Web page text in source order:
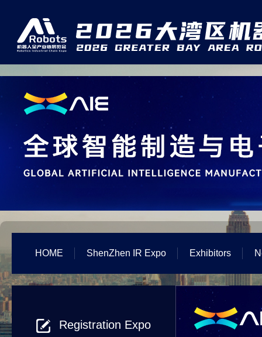
HOME ShenZhen IR Expo Exhibitors
Registration Expo